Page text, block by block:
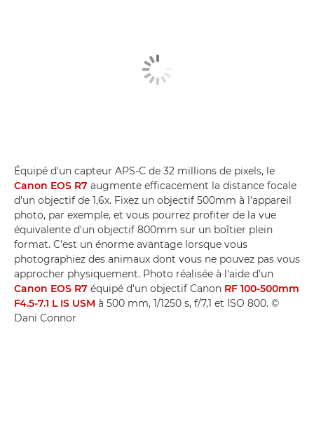
Équipé d'un capteur APS-C de 32 millions de pixels, le
Canon EOS R7 augmente efficacement la distance focale
d'un objectif de 1,6x. Fixez un objectif 500mm à l'appareil
photo, par exemple, et vous pourrez profiter de la vue
équivalente d'un objectif 800mm sur un boîtier plein
format. C'est un énorme avantage lorsque vous
photographiez des animaux dont vous ne pouvez pas vous
approcher physiquement. Photo réalisée à l'aide d'un
Canon EOS R7 équipé d'un objectif Canon RF 100-500mm
F4.5-7.1 L IS USM à 500 mm, 1/1250 s, f/7,1 et ISO 800. ©
Dani Connor